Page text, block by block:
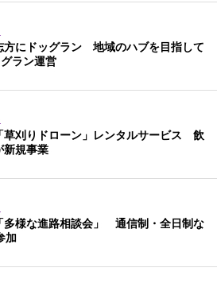
方にドッグラン 地域のハブを目指して
ラン運営
草刈りドローン」レンタルサービス 飲
新規事業
多様な進路相談会」 通信制・全日制な
加